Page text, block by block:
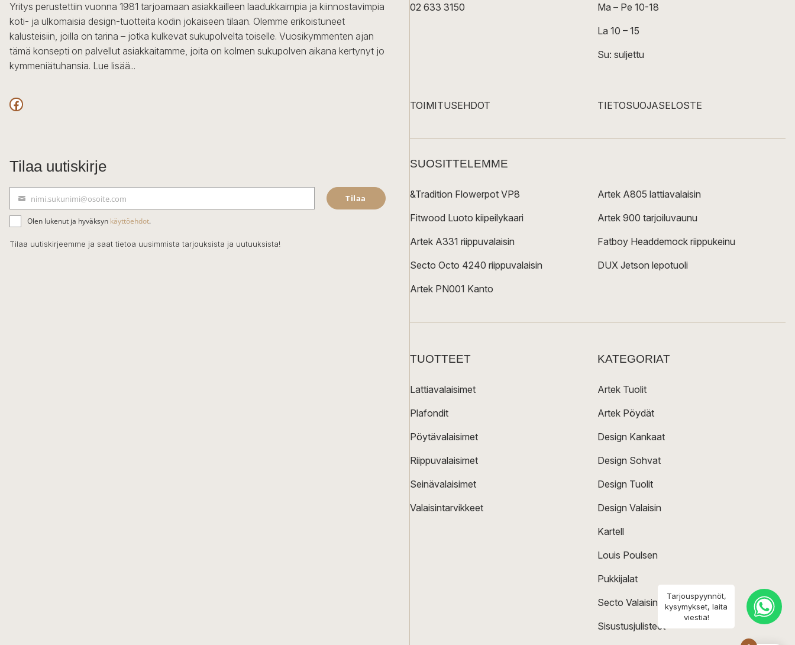
Yritys perustettiin vuonna 1981 tarjoamaan asiakkailleen laadukkaimpia ja kiinnostavimpia
koti- ja ulkomaisia design-tuotteita kodin jokaiseen tilaan. Olemme erikoistuneet
kalusteisiin, joilla on tarina – jotka kulkevat sukupolvelta toiselle. Vuosikymmenten ajan
tämä konsepti on palvellut asiakkaitamme, joita on kolmen sukupolven aikana kertynyt jo
kymmeniätuhansia. Lue lisää...
Facebook
Tilaa uutiskirje
ä
h
k
nimi.sukunimi@osoite.com Tilaa
Olen lukenut ja hyväksyn käyttöehdot.
Tilaa uutiskirjeemme ja saat tietoa uusimmista tarjouksista ja uutuuksista!
02 633 3150
Ma – Pe 10-18
La 10 – 15
Su: suljettu
TOIMITUSEHDOT TIETOSUOJASELOSTE
SUOSITTELEMME
&Tradition Flowerpot VP8
Fitwood Luoto kiipeilykaari
Artek A331 riippuvalaisin
Secto Octo 4240 riippuvalaisin
Artek PN001 Kanto
Artek A805 lattiavalaisin
Artek 900 tarjoiluvaunu
Fatboy Headdemock riippukeinu
DUX Jetson lepotuoli
TUOTTEET
Lattiavalaisimet
Plafondit
Pöytävalaisimet
Riippuvalaisimet
Seinävalaisimet
Valaisintarvikkeet
KATEGORIAT
Artek Tuolit
Artek Pöydät
Design Kankaat
Design Sohvat
Design Tuolit
Design Valaisin
Kartell
Louis Poulsen
Pukkijalat
Secto Valaisin
Sisustusjulisteet
Tarjouspyynnöt,
kysymykset, laita
viestiä!